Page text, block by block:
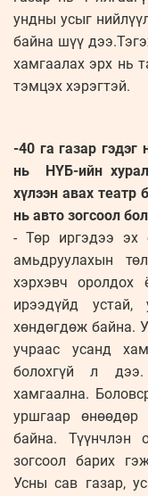
ундны усыг
байна шүү
хамгаалах эрх нь
тэмцэх хэрэгтэй.
-40 га газар гэдэг
нь НҮБ-ийн
хүлээн авах театр
нь авто зогсоол
- Төр иргэдээ эх
амьдруулахын
хэрхэвч оролдох
ирээдүйд
хөндөгдөж байна.
учраас усанд
болохгүй л
хамгаална.
уршгаар өнөөдөр
байна. Түүнчлэн
зогсоол барих
Усны сав газар,